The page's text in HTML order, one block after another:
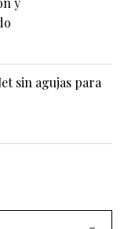
sin agujas para